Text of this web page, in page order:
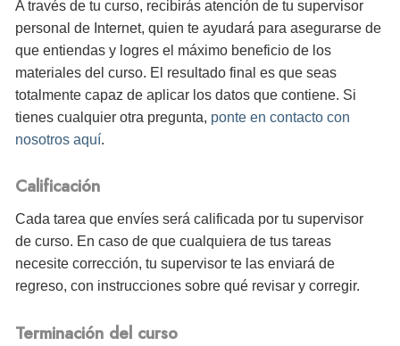
A través de tu curso, recibirás atención de tu supervisor
personal de Internet, quien te ayudará para asegurarse de
que entiendas y logres el máximo beneficio de los
materiales del curso. El resultado final es que seas
totalmente capaz de aplicar los datos que contiene. Si
tienes cualquier otra pregunta, ponte en contacto con
nosotros aquí.
Calificación
Cada tarea que envíes será calificada por tu supervisor
de curso. En caso de que cualquiera de tus tareas
necesite corrección, tu supervisor te las enviará de
regreso, con instrucciones sobre qué revisar y corregir.
Terminación del curso